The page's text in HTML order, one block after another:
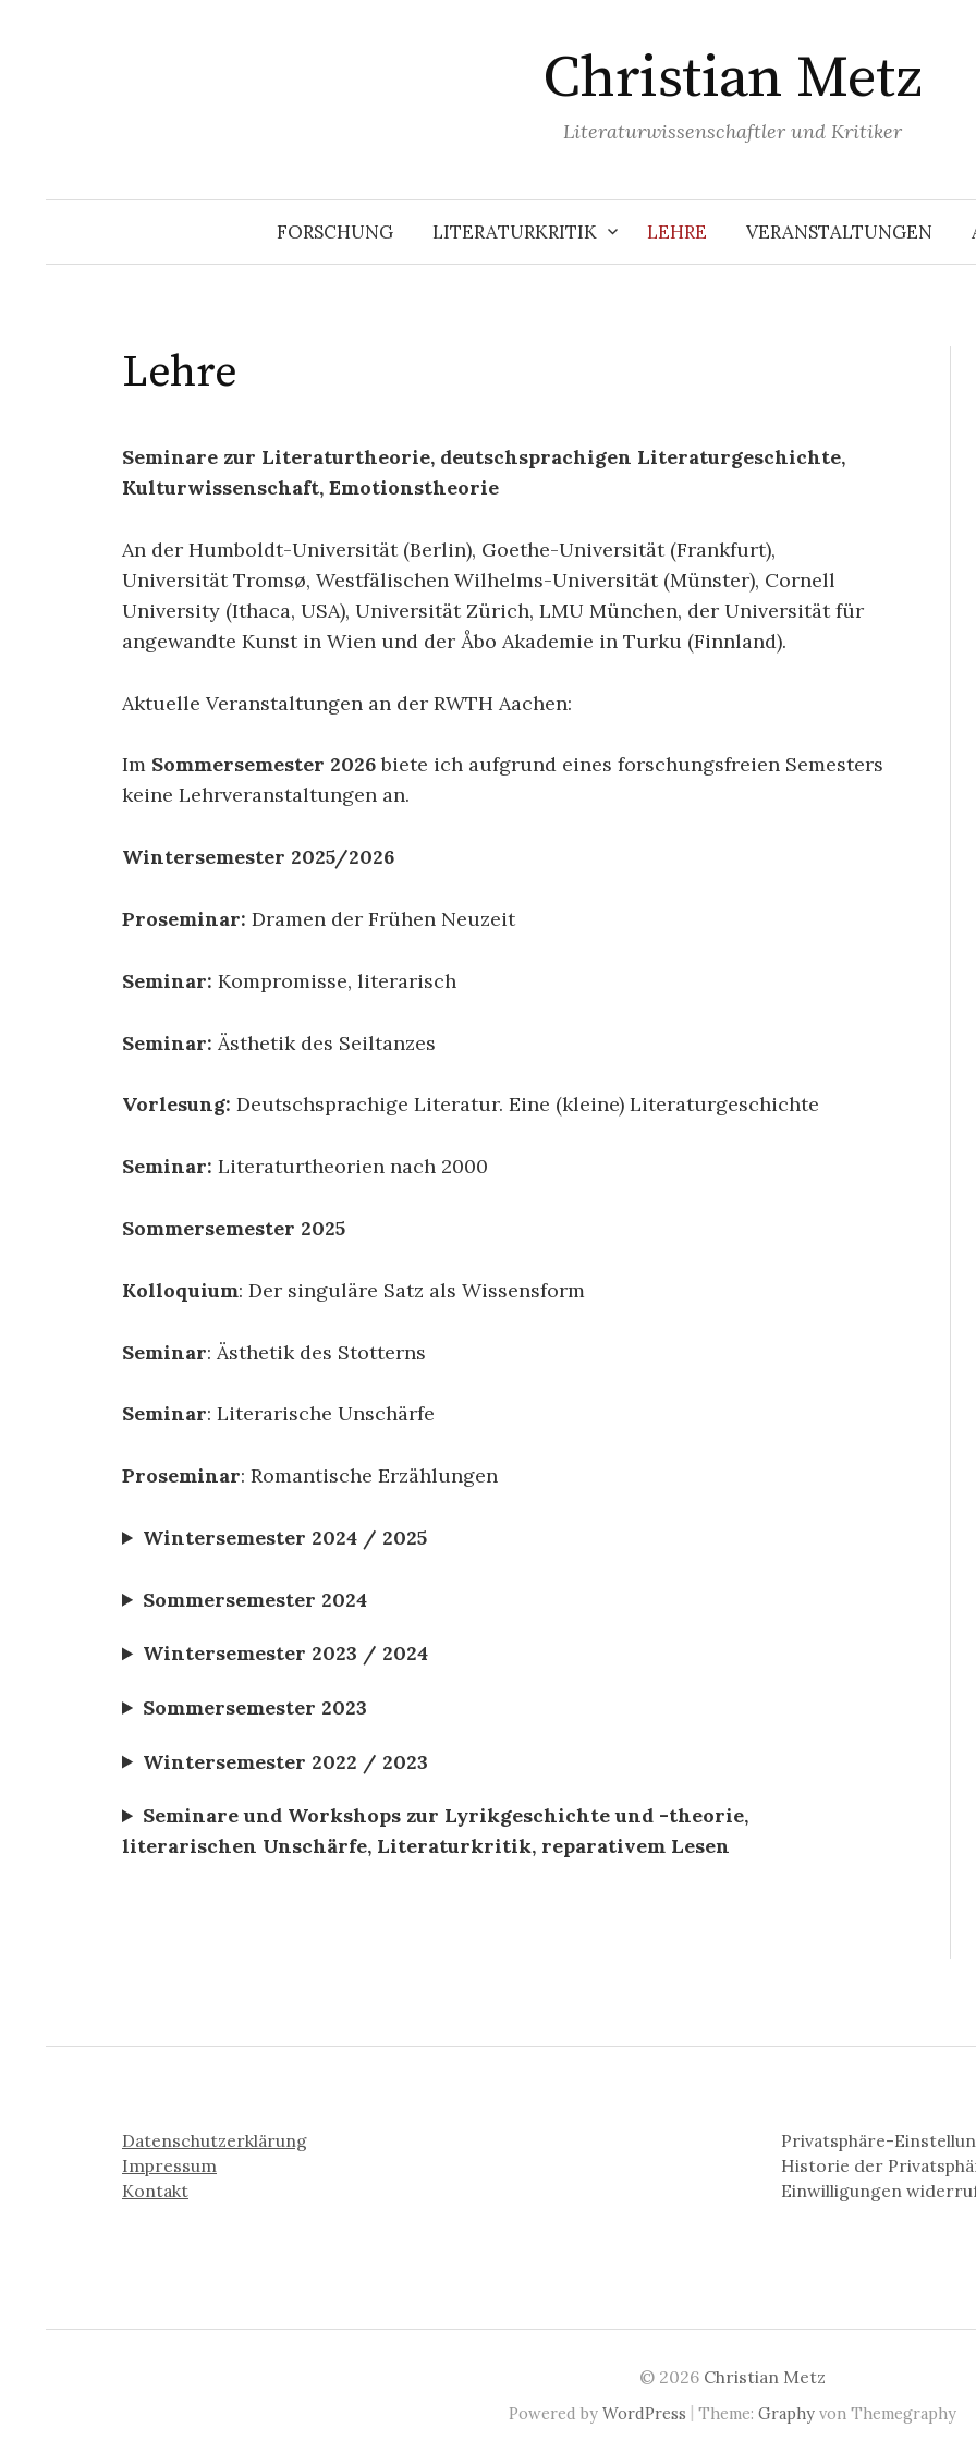
Christian Metz
Literaturwissenschaftler und Kritiker
FORSCHUNG LITERATURKRITIK LEHRE VERANSTALTUNGEN
Lehre
Seminare zur Literaturtheorie, deutschsprachigen Literaturgeschichte,
Kulturwissenschaft, Emotionstheorie
An der Humboldt-Universität (Berlin), Goethe-Universität (Frankfurt),
Universität Tromsø, Westfälischen Wilhelms-Universität (Münster), Cornell
University (Ithaca, USA), Universität Zürich, LMU München, der Universität für
angewandte Kunst in Wien und der Åbo Akademie in Turku (Finnland).
Aktuelle Veranstaltungen an der RWTH Aachen:
Im Sommersemester 2026biete ich aufgrund eines forschungsfreien Semesters
keine Lehrveranstaltungen an.
Wintersemester 2025/2026
Proseminar: Dramen der Frühen Neuzeit
Seminar: Kompromisse, literarisch
Seminar: Ästhetik des Seiltanzes
Vorlesung: Deutschsprachige Literatur. Eine (kleine) Literaturgeschichte
Seminar: Literaturtheorien nach 2000
Sommersemester 2025
Kolloquium: Der singuläre Satz als Wissensform
Seminar: Ästhetik des Stotterns
Seminar: Literarische Unschärfe
Proseminar: Romantische Erzählungen
Wintersemester 2024 / 2025
Sommersemester 2024
Wintersemester 2023 / 2024
Sommersemester 2023
Wintersemester 2022 / 2023
Seminare und Workshops zur Lyrikgeschichte und -theorie,
literarischen Unschärfe, Literaturkritik, reparativem Lesen
Datenschutzerklärung
Impressum
Kontakt
Privatsphäre-
Historie der
Einwilligungen
© 2026 Christian Metz
Powered by WordPress | Theme: Graphyvon Themegraphy